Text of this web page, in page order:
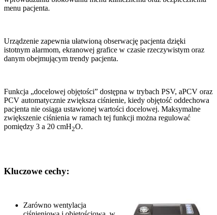
menu pacjenta.
Urządzenie zapewnia ułatwioną obserwację pacjenta dzięki
istotnym alarmom, ekranowej grafice w czasie rzeczywistym oraz
danym obejmującym trendy pacjenta.
Funkcja „docelowej objętości” dostępna w trybach PSV, aPCV oraz
PCV automatycznie zwiększa ciśnienie, kiedy objętość oddechowa
pacjenta nie osiąga ustawionej wartości docelowej. Maksymalne
zwiększenie ciśnienia w ramach tej funkcji można regulować
pomiędzy 3 a 20 cmH2O.
Kluczowe cechy:
Zarówno wentylacja